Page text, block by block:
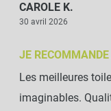
CAROLE K.
30 avril 2026
JE
Les meilleures
imaginables.